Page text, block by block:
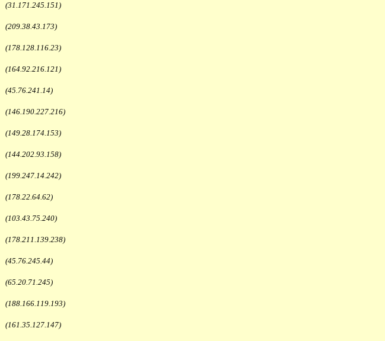
(31.171.245.151)
(209.38.43.173)
(178.128.116.23)
(164.92.216.121)
(45.76.241.14)
(146.190.227.216)
(149.28.174.153)
(144.202.93.158)
(199.247.14.242)
(178.22.64.62)
(103.43.75.240)
(178.211.139.238)
(45.76.245.44)
(65.20.71.245)
(188.166.119.193)
(161.35.127.147)